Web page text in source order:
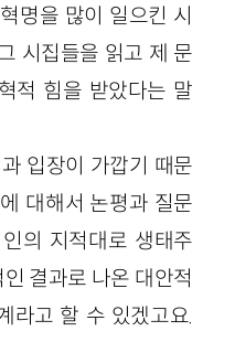
명을 많이 일으킨 시
시집들을 읽고 제 문
적 힘을 받았다는 말
입장이 가깝기 때문
대해서 논평과 질문
의 지적대로 생태주
결과로 나온 대안적
라고 할 수 있겠고요.